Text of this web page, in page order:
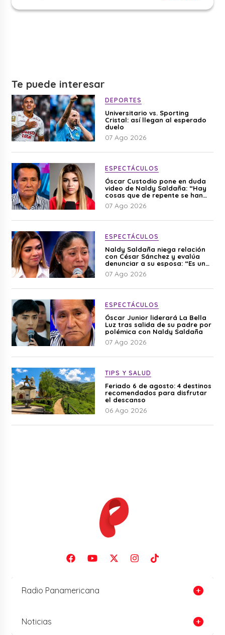
Te puede interesar
DEPORTES
Universitario vs. Sporting
Cristal: así llegan al esperado
duelo
07 Ago 2026
ESPECTÁCULOS
Óscar Custodio pone en duda
video de Naldy Saldaña: “Hay
cosas que de repente se han
editado”
07 Ago 2026
ESPECTÁCULOS
Naldy Saldaña niega relación
con César Sánchez y evalúa
denunciar a su esposa: “Es una
difamación”
07 Ago 2026
ESPECTÁCULOS
Óscar Junior liderará La Bella
Luz tras salida de su padre por
polémica con Naldy Saldaña
07 Ago 2026
TIPS Y SALUD
Feriado 6 de agosto: 4 destinos
recomendados para disfrutar
el descanso
06 Ago 2026
Radio Panamericana
Noticias